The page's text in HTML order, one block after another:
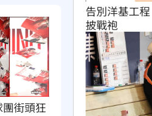
街頭狂
告別洋基工
披戰袍